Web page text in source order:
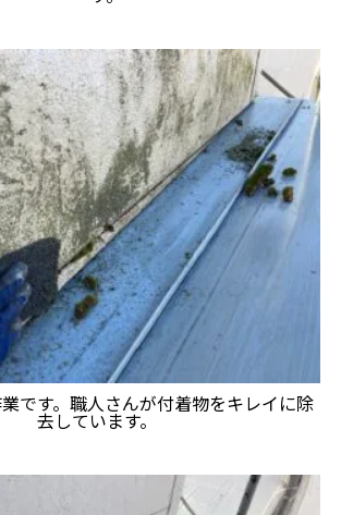
です。職人さんが付着物をキレイに除
去しています。